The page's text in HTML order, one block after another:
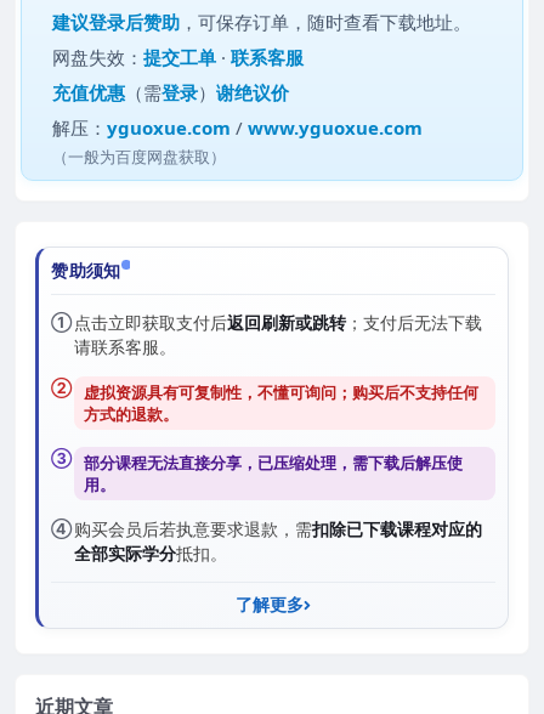
建议登录后赞助 ，可保存订单，随时查看下载地址。
网盘失效：提交工单 ·联系客服
充值优惠 （需登录）谢绝议价
解压：yguoxue.com /www.yguoxue.com
（一般为百度网盘获取）
赞助须知
①点击立即获取支付后返回刷新或跳转；支付后无法下载
请联系客服。
② 虚拟资源具有可复制性，不懂可询问；购买后不支持任何
方式的退款。
③ 部分课程无法直接分享，已压缩处理，需下载后解压使
用。
④购买会员后若执意要求退款，需扣除已下载课程对应的
全部实际学分抵扣。
了解更多
近期文章